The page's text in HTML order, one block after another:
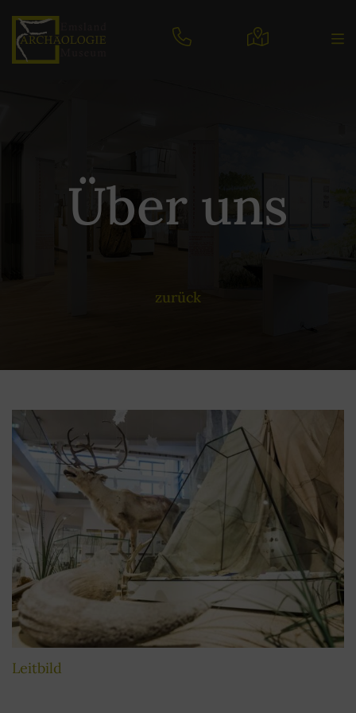
Über uns
zurück
Leitbild